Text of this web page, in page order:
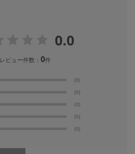
0.0
レビュー件数：0件
(0)
(0)
(0)
(0)
(0)